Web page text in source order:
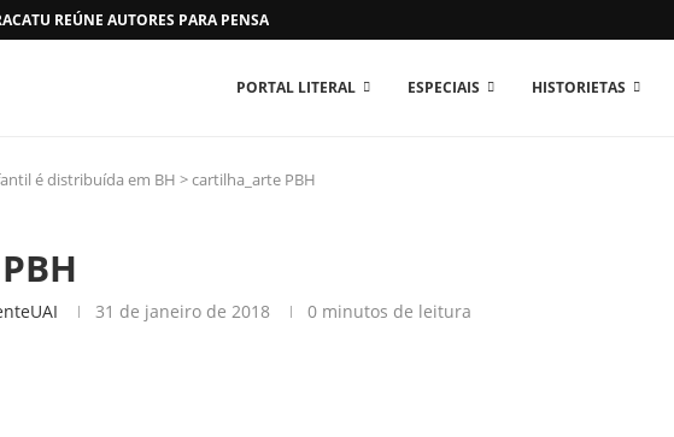
REÚNE AUTORES PARA PENSAR O MUNDO...
PORTAL LITERAL ESPECIAIS HISTORIETAS
é distribuída em BH >cartilha_arte PBH
31 de janeiro de 2018 0 minutos de leitura